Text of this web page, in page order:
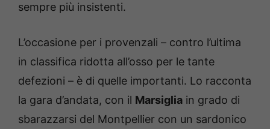
sempre più insistenti.
L’occasione per i provenzali – contro l’ultima
in classifica ridotta all’osso per le tante
defezioni – è di quelle importanti. Lo racconta
la gara d’andata, con il Marsiglia in grado di
sbarazzarsi del Montpellier con un sardonico